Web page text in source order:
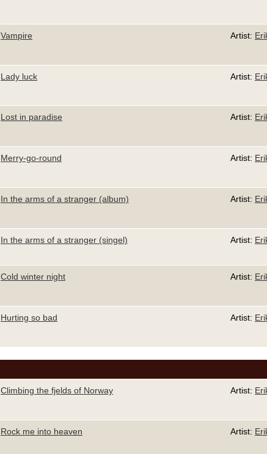
Vampire Artist:
Lady luck Artist:
Lost in paradise Artist:
Merry-go-round Artist:
In the arms of a stranger (album) Artist:
In the arms of a stranger (singel) Artist:
Cold winter night Artist:
Hurting so bad Artist:
Climbing the fjelds of Norway Artist:
Rock me into heaven Artist: